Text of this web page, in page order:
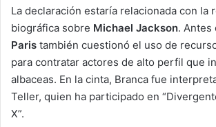
La declaración estaría relacionada con la
biográfica sobre Michael Jackson. Antes
Paris también cuestionó el uso de
para contratar actores de alto perfil que
albaceas. En la cinta, Branca fue
Teller, quien ha participado en
X”.